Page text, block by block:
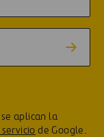
aplican la
de Google.